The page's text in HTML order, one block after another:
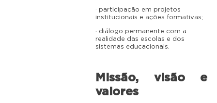
· participação em projetos
institucionais e ações formativas;
· diálogo permanente com a
realidade das escolas e dos
sistemas educacionais.
Missão, visão e
valores